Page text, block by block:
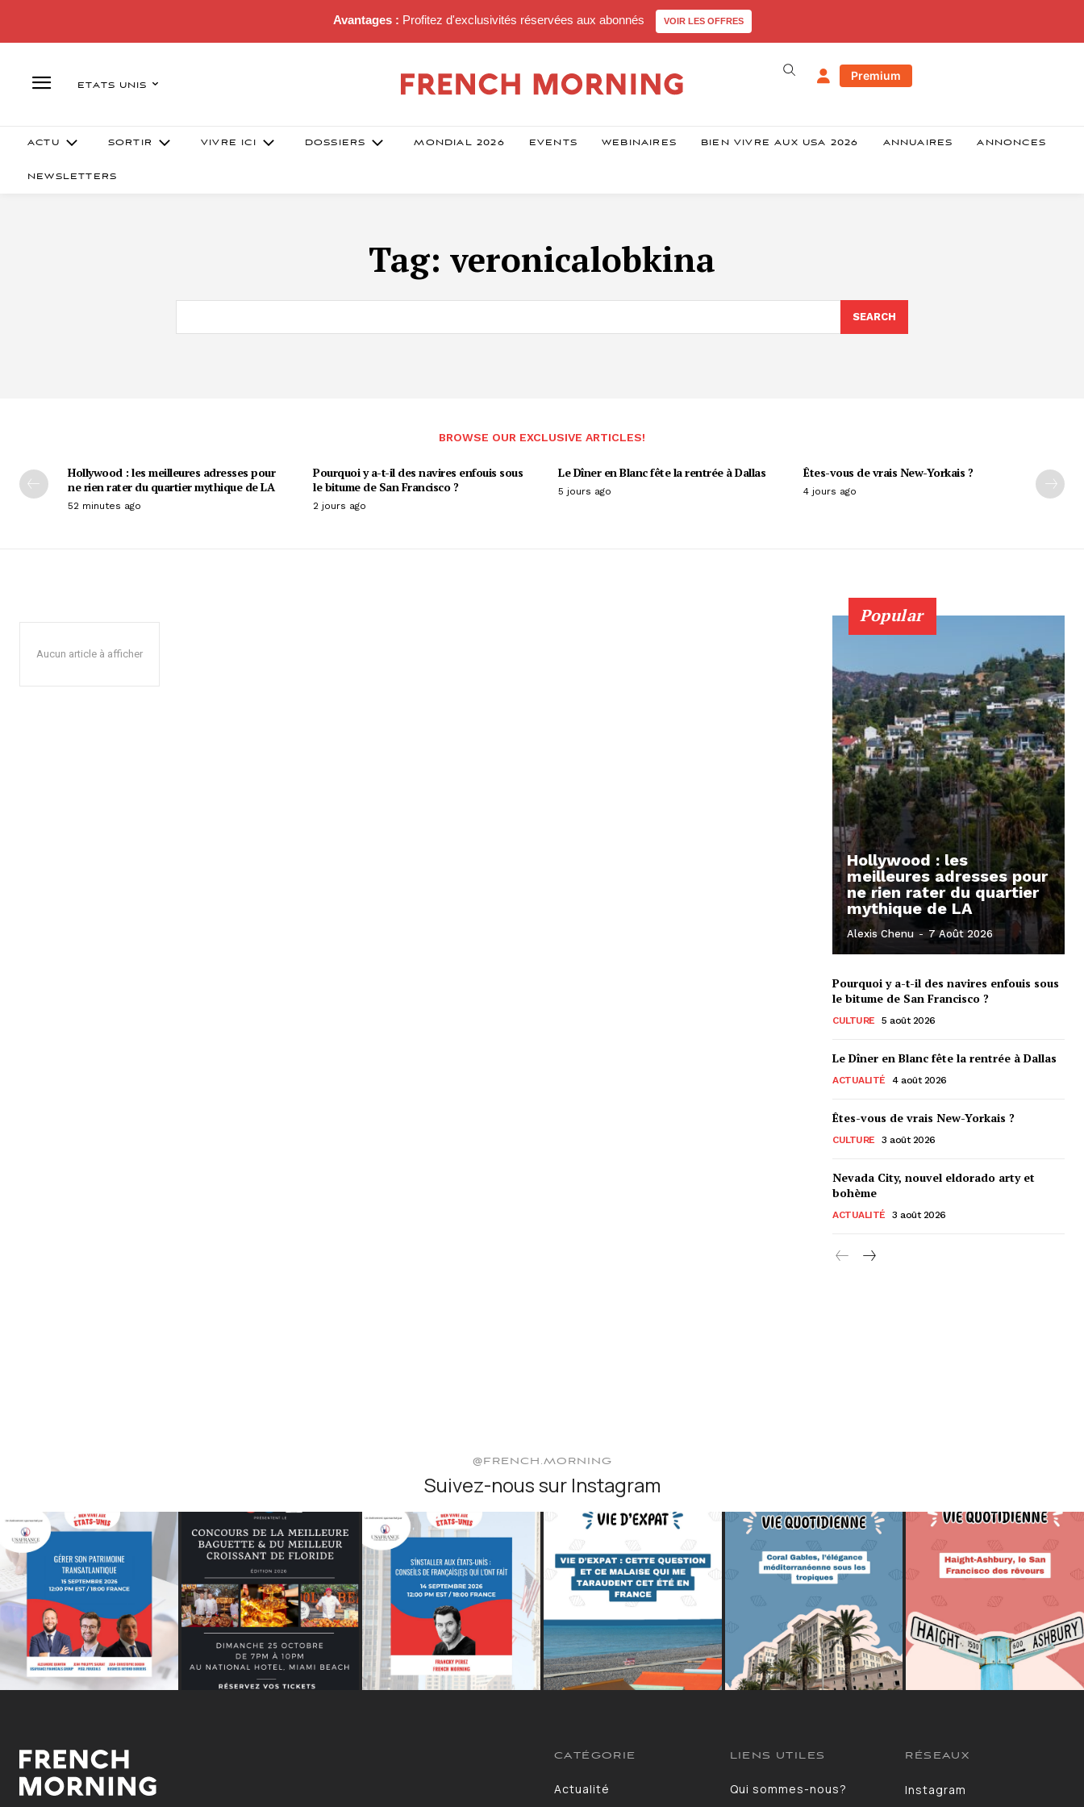
Avantages : Profitez d'exclusivités réservées aux abonnés VOIR LES OFFRES
ETATS UNIS
Premium
ACTU SORTIR VIVRE ICI DOSSIERS MONDIAL 2026 EVENTS WEBINAIRES BIEN VIVRE AUX USA 2026 ANNUAIRES ANNONCES
NEWSLETTERS
Tag: veronicalobkina
SEARCH
BROWSE OUR EXCLUSIVE ARTICLES!
Hollywood : les meilleures adresses pour
ne rien rater du quartier mythique de LA
52 minutes ago
Pourquoi y a-t-il des navires enfouis sous
le bitume de San Francisco ?
2 jours ago
Le Dîner en Blanc fête la rentrée à Dallas
5 jours ago
Êtes-vous de vrais New-Yorkais ?
4 jours ago
Aucun article à afficher
Popular
Hollywood : les
meilleures adresses pour
ne rien rater du quartier
mythique de LA
Alexis Chenu - 7 Août 2026
Pourquoi y a-t-il des navires enfouis sous
le bitume de San Francisco ?
CULTURE 5 août 2026
Le Dîner en Blanc fête la rentrée à Dallas
ACTUALITÉ 4 août 2026
Êtes-vous de vrais New-Yorkais ?
CULTURE 3 août 2026
Nevada City, nouvel eldorado arty et
bohème
ACTUALITÉ 3 août 2026
@FRENCH.MORNING
Suivez-nous sur Instagram
CATÉGORIE
Actualité
LIENS UTILES
Qui sommes-nous?
RÉSEAUX
Instagram